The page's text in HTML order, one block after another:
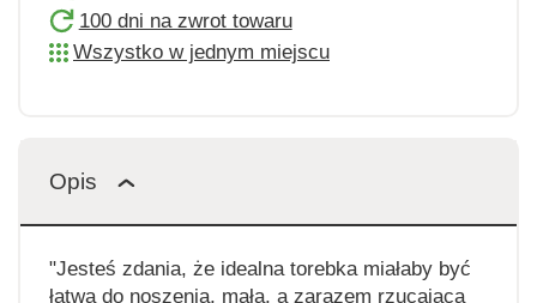
100 dni na zwrot towaru
Wszystko w jednym miejscu
Opis
"Jesteś zdania, że idealna torebka miałaby być
łatwa do noszenia, mała, a zarazem rzucająca